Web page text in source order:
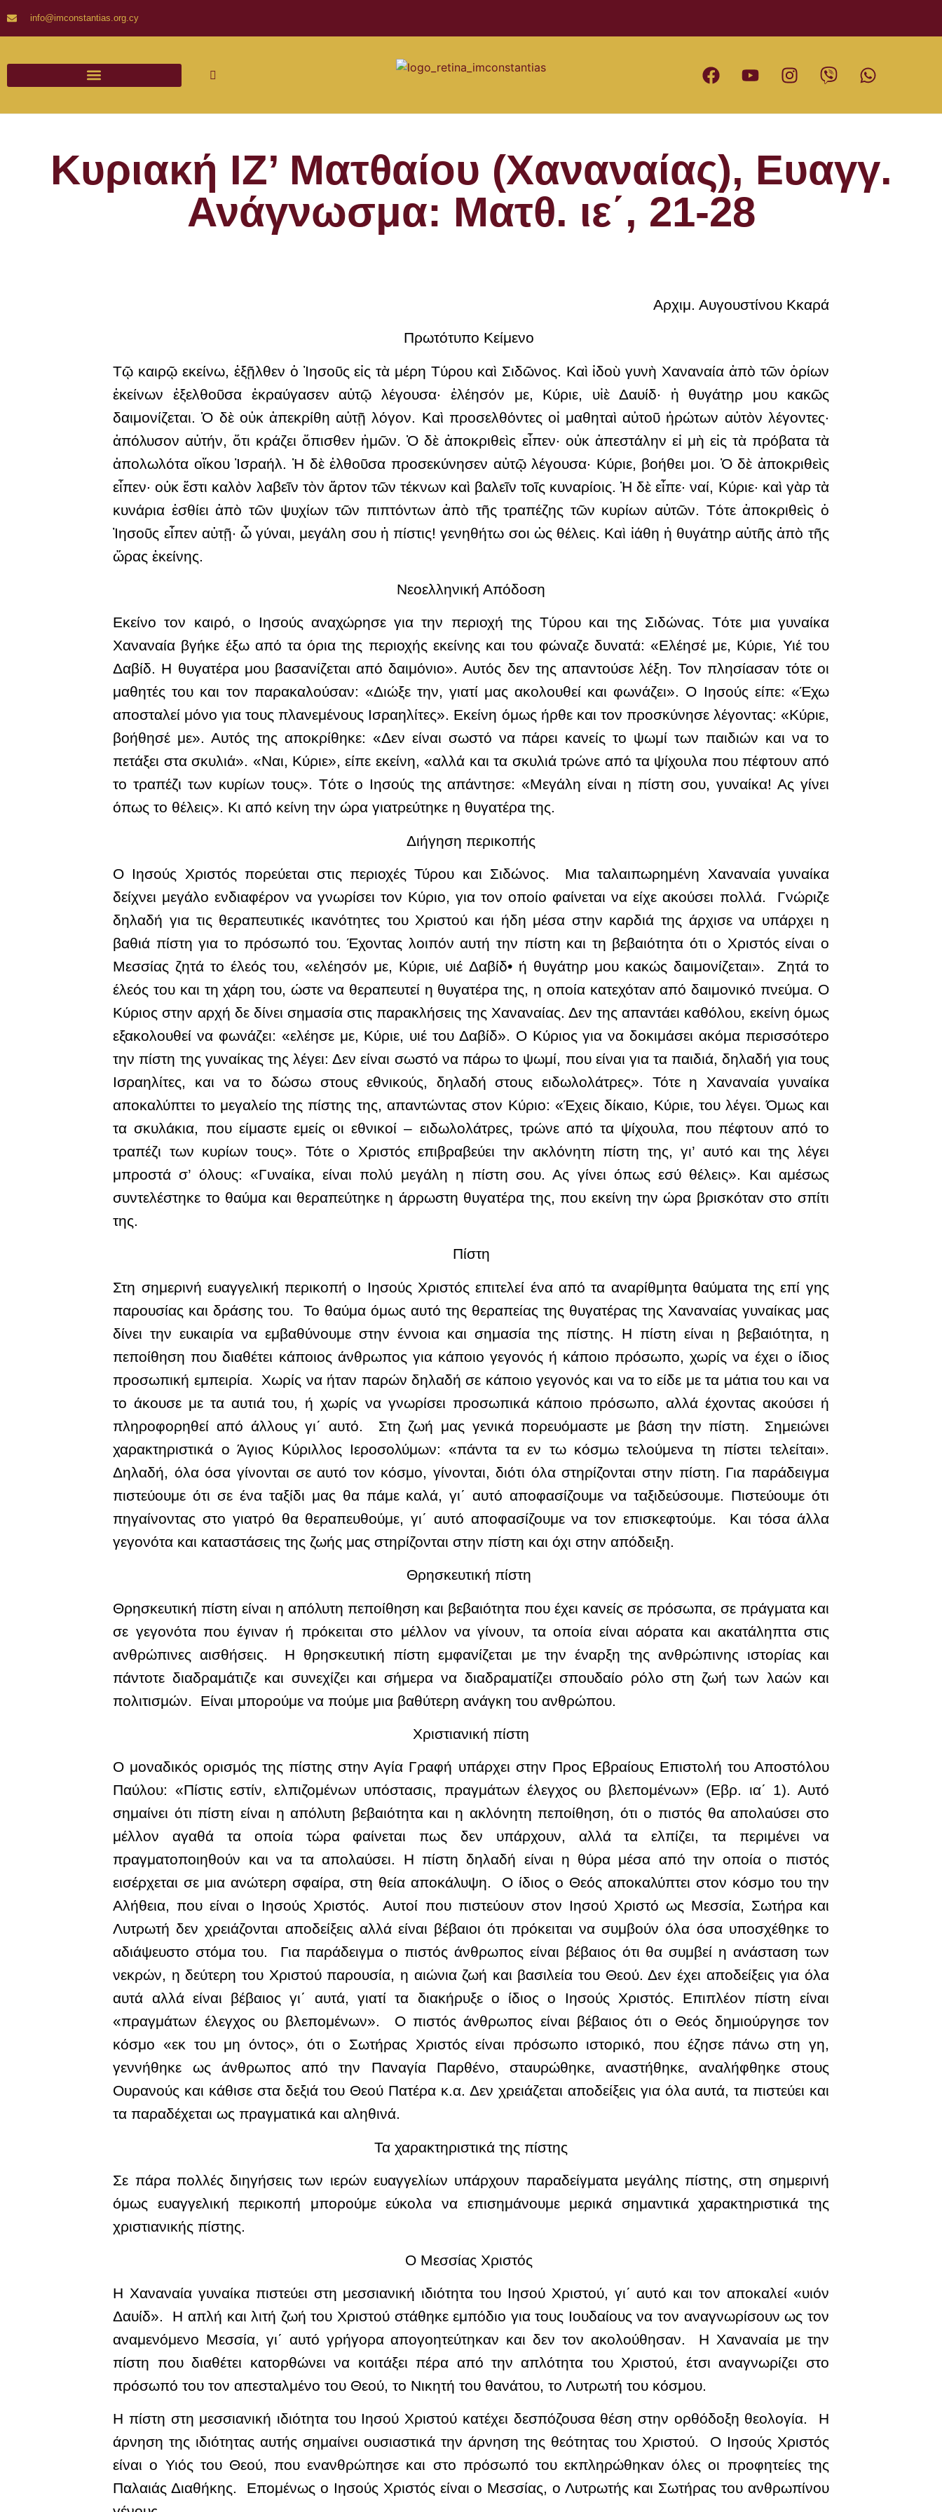
info@imconstantias.org.cy
Κυριακή ΙΖ’ Ματθαίου (Χαναναίας), Ευαγγ.
Ανάγνωσμα: Ματθ. ιε΄, 21-28
Αρχιμ. Αυγουστίνου Κκαρά
Πρωτότυπο Κείμενο
Τῷ καιρῷ εκείνω, ἐξῇλθεν ὁ Ἰησοῦς εἰς τὰ μέρη Τύρου καὶ Σιδῶνος. Καὶ ἰδοὺ γυνὴ Χαναναία ἀπὸ τῶν ὁρίων
ἐκείνων ἐξελθοῦσα ἐκραύγασεν αὐτῷ λέγουσα· ἐλέησόν με, Κύριε, υἱὲ Δαυίδ· ἡ θυγάτηρ μου κακῶς
δαιμονίζεται. Ὁ δὲ οὐκ ἀπεκρίθη αὐτῇ λόγον. Καὶ προσελθόντες οἱ μαθηταὶ αὐτοῦ ἠρώτων αὐτὸν λέγοντες·
ἀπόλυσον αὐτήν, ὅτι κράζει ὄπισθεν ἡμῶν. Ὁ δὲ ἀποκριθεὶς εἶπεν· οὐκ ἀπεστάλην εἰ μὴ εἰς τὰ πρόβατα τὰ
ἀπολωλότα οἴκου Ἰσραήλ. Ἡ δὲ ἐλθοῦσα προσεκύνησεν αὐτῷ λέγουσα· Κύριε, βοήθει μοι. Ὁ δὲ ἀποκριθεὶς
εἶπεν· οὐκ ἔστι καλὸν λαβεῖν τὸν ἄρτον τῶν τέκνων καὶ βαλεῖν τοῖς κυναρίοις. Ἡ δὲ εἶπε· ναί, Κύριε· καὶ γὰρ τὰ
κυνάρια ἐσθίει ἀπὸ τῶν ψυχίων τῶν πιπτόντων ἀπὸ τῆς τραπέζης τῶν κυρίων αὐτῶν. Τότε ἀποκριθεὶς ὁ
Ἰησοῦς εἶπεν αὐτῇ· ὦ γύναι, μεγάλη σου ἡ πίστις! γενηθήτω σοι ὡς θέλεις. Καὶ ἰάθη ἡ θυγάτηρ αὐτῆς ἀπὸ τῆς
ὥρας ἐκείνης.
Νεοελληνική Απόδοση
Εκείνο τον καιρό, ο Ιησούς αναχώρησε για την περιοχή της Τύρου και της Σιδώνας. Τότε μια γυναίκα
Χαναναία βγήκε έξω από τα όρια της περιοχής εκείνης και του φώναζε δυνατά: «Ελέησέ με, Κύριε, Υιέ του
Δαβίδ. Η θυγατέρα μου βασανίζεται από δαιμόνιο». Αυτός δεν της απαντούσε λέξη. Τον πλησίασαν τότε οι
μαθητές του και τον παρακαλούσαν: «Διώξε την, γιατί μας ακολουθεί και φωνάζει». Ο Ιησούς είπε: «Έχω
αποσταλεί μόνο για τους πλανεμένους Ισραηλίτες». Εκείνη όμως ήρθε και τον προσκύνησε λέγοντας: «Κύριε,
βοήθησέ με». Αυτός της αποκρίθηκε: «Δεν είναι σωστό να πάρει κανείς το ψωμί των παιδιών και να το
πετάξει στα σκυλιά». «Ναι, Κύριε», είπε εκείνη, «αλλά και τα σκυλιά τρώνε από τα ψίχουλα που πέφτουν από
το τραπέζι των κυρίων τους». Τότε ο Ιησούς της απάντησε: «Μεγάλη είναι η πίστη σου, γυναίκα! Ας γίνει
όπως το θέλεις». Κι από κείνη την ώρα γιατρεύτηκε η θυγατέρα της.
Διήγηση περικοπής
Ο Ιησούς Χριστός πορεύεται στις περιοχές Τύρου και Σιδώνος. Μια ταλαιπωρημένη Χαναναία γυναίκα
δείχνει μεγάλο ενδιαφέρον να γνωρίσει τον Κύριο, για τον οποίο φαίνεται να είχε ακούσει πολλά. Γνώριζε
δηλαδή για τις θεραπευτικές ικανότητες του Χριστού και ήδη μέσα στην καρδιά της άρχισε να υπάρχει η
βαθιά πίστη για το πρόσωπό του. Έχοντας λοιπόν αυτή την πίστη και τη βεβαιότητα ότι ο Χριστός είναι ο
Μεσσίας ζητά το έλεός του, «ελέησόν με, Κύριε, υιέ Δαβίδ• ή θυγάτηρ μου κακώς δαιμονίζεται». Ζητά το
έλεός του και τη χάρη του, ώστε να θεραπευτεί η θυγατέρα της, η οποία κατεχόταν από δαιμονικό πνεύμα. Ο
Κύριος στην αρχή δε δίνει σημασία στις παρακλήσεις της Χαναναίας. Δεν της απαντάει καθόλου, εκείνη όμως
εξακολουθεί να φωνάζει: «ελέησε με, Κύριε, υιέ του Δαβίδ». Ο Κύριος για να δοκιμάσει ακόμα περισσότερο
την πίστη της γυναίκας της λέγει: Δεν είναι σωστό να πάρω το ψωμί, που είναι για τα παιδιά, δηλαδή για τους
Ισραηλίτες, και να το δώσω στους εθνικούς, δηλαδή στους ειδωλολάτρες». Τότε η Χαναναία γυναίκα
αποκαλύπτει το μεγαλείο της πίστης της, απαντώντας στον Κύριο: «Έχεις δίκαιο, Κύριε, του λέγει. Όμως και
τα σκυλάκια, που είμαστε εμείς οι εθνικοί – ειδωλολάτρες, τρώνε από τα ψίχουλα, που πέφτουν από το
τραπέζι των κυρίων τους». Τότε ο Χριστός επιβραβεύει την ακλόνητη πίστη της, γι’ αυτό και της λέγει
μπροστά σ’ όλους: «Γυναίκα, είναι πολύ μεγάλη η πίστη σου. Ας γίνει όπως εσύ θέλεις». Και αμέσως
συντελέστηκε το θαύμα και θεραπεύτηκε η άρρωστη θυγατέρα της, που εκείνη την ώρα βρισκόταν στο σπίτι
της.
Πίστη
Στη σημερινή ευαγγελική περικοπή ο Ιησούς Χριστός επιτελεί ένα από τα αναρίθμητα θαύματα της επί γης
παρουσίας και δράσης του. Το θαύμα όμως αυτό της θεραπείας της θυγατέρας της Χαναναίας γυναίκας μας
δίνει την ευκαιρία να εμβαθύνουμε στην έννοια και σημασία της πίστης. Η πίστη είναι η βεβαιότητα, η
πεποίθηση που διαθέτει κάποιος άνθρωπος για κάποιο γεγονός ή κάποιο πρόσωπο, χωρίς να έχει ο ίδιος
προσωπική εμπειρία. Χωρίς να ήταν παρών δηλαδή σε κάποιο γεγονός και να το είδε με τα μάτια του και να
το άκουσε με τα αυτιά του, ή χωρίς να γνωρίσει προσωπικά κάποιο πρόσωπο, αλλά έχοντας ακούσει ή
πληροφορηθεί από άλλους γι΄ αυτό. Στη ζωή μας γενικά πορευόμαστε με βάση την πίστη. Σημειώνει
χαρακτηριστικά ο Άγιος Κύριλλος Ιεροσολύμων: «πάντα τα εν τω κόσμω τελούμενα τη πίστει τελείται».
Δηλαδή, όλα όσα γίνονται σε αυτό τον κόσμο, γίνονται, διότι όλα στηρίζονται στην πίστη. Για παράδειγμα
πιστεύουμε ότι σε ένα ταξίδι μας θα πάμε καλά, γι΄ αυτό αποφασίζουμε να ταξιδεύσουμε. Πιστεύουμε ότι
πηγαίνοντας στο γιατρό θα θεραπευθούμε, γι΄ αυτό αποφασίζουμε να τον επισκεφτούμε. Και τόσα άλλα
γεγονότα και καταστάσεις της ζωής μας στηρίζονται στην πίστη και όχι στην απόδειξη.
Θρησκευτική πίστη
Θρησκευτική πίστη είναι η απόλυτη πεποίθηση και βεβαιότητα που έχει κανείς σε πρόσωπα, σε πράγματα και
σε γεγονότα που έγιναν ή πρόκειται στο μέλλον να γίνουν, τα οποία είναι αόρατα και ακατάληπτα στις
ανθρώπινες αισθήσεις. Η θρησκευτική πίστη εμφανίζεται με την έναρξη της ανθρώπινης ιστορίας και
πάντοτε διαδραμάτιζε και συνεχίζει και σήμερα να διαδραματίζει σπουδαίο ρόλο στη ζωή των λαών και
πολιτισμών. Είναι μπορούμε να πούμε μια βαθύτερη ανάγκη του ανθρώπου.
Χριστιανική πίστη
Ο μοναδικός ορισμός της πίστης στην Αγία Γραφή υπάρχει στην Προς Εβραίους Επιστολή του Αποστόλου
Παύλου: «Πίστις εστίν, ελπιζομένων υπόστασις, πραγμάτων έλεγχος ου βλεπομένων» (Εβρ. ια΄ 1). Αυτό
σημαίνει ότι πίστη είναι η απόλυτη βεβαιότητα και η ακλόνητη πεποίθηση, ότι ο πιστός θα απολαύσει στο
μέλλον αγαθά τα οποία τώρα φαίνεται πως δεν υπάρχουν, αλλά τα ελπίζει, τα περιμένει να
πραγματοποιηθούν και να τα απολαύσει. Η πίστη δηλαδή είναι η θύρα μέσα από την οποία ο πιστός
εισέρχεται σε μια ανώτερη σφαίρα, στη θεία αποκάλυψη. Ο ίδιος ο Θεός αποκαλύπτει στον κόσμο του την
Αλήθεια, που είναι ο Ιησούς Χριστός. Αυτοί που πιστεύουν στον Ιησού Χριστό ως Μεσσία, Σωτήρα και
Λυτρωτή δεν χρειάζονται αποδείξεις αλλά είναι βέβαιοι ότι πρόκειται να συμβούν όλα όσα υποσχέθηκε το
αδιάψευστο στόμα του. Για παράδειγμα ο πιστός άνθρωπος είναι βέβαιος ότι θα συμβεί η ανάσταση των
νεκρών, η δεύτερη του Χριστού παρουσία, η αιώνια ζωή και βασιλεία του Θεού. Δεν έχει αποδείξεις για όλα
αυτά αλλά είναι βέβαιος γι΄ αυτά, γιατί τα διακήρυξε ο ίδιος ο Ιησούς Χριστός. Επιπλέον πίστη είναι
«πραγμάτων έλεγχος ου βλεπομένων». Ο πιστός άνθρωπος είναι βέβαιος ότι ο Θεός δημιούργησε τον
κόσμο «εκ του μη όντος», ότι ο Σωτήρας Χριστός είναι πρόσωπο ιστορικό, που έζησε πάνω στη γη,
γεννήθηκε ως άνθρωπος από την Παναγία Παρθένο, σταυρώθηκε, αναστήθηκε, αναλήφθηκε στους
Ουρανούς και κάθισε στα δεξιά του Θεού Πατέρα κ.α. Δεν χρειάζεται αποδείξεις για όλα αυτά, τα πιστεύει και
τα παραδέχεται ως πραγματικά και αληθινά.
Τα χαρακτηριστικά της πίστης
Σε πάρα πολλές διηγήσεις των ιερών ευαγγελίων υπάρχουν παραδείγματα μεγάλης πίστης, στη σημερινή
όμως ευαγγελική περικοπή μπορούμε εύκολα να επισημάνουμε μερικά σημαντικά χαρακτηριστικά της
χριστιανικής πίστης.
Ο Μεσσίας Χριστός
Η Χαναναία γυναίκα πιστεύει στη μεσσιανική ιδιότητα του Ιησού Χριστού, γι΄ αυτό και τον αποκαλεί «υιόν
Δαυίδ». Η απλή και λιτή ζωή του Χριστού στάθηκε εμπόδιο για τους Ιουδαίους να τον αναγνωρίσουν ως τον
αναμενόμενο Μεσσία, γι΄ αυτό γρήγορα απογοητεύτηκαν και δεν τον ακολούθησαν. Η Χαναναία με την
πίστη που διαθέτει κατορθώνει να κοιτάξει πέρα από την απλότητα του Χριστού, έτσι αναγνωρίζει στο
πρόσωπό του τον απεσταλμένο του Θεού, το Νικητή του θανάτου, το Λυτρωτή του κόσμου.
Η πίστη στη μεσσιανική ιδιότητα του Ιησού Χριστού κατέχει δεσπόζουσα θέση στην ορθόδοξη θεολογία. Η
άρνηση της ιδιότητας αυτής σημαίνει ουσιαστικά την άρνηση της θεότητας του Χριστού. Ο Ιησούς Χριστός
είναι ο Υιός του Θεού, που ενανθρώπησε και στο πρόσωπό του εκπληρώθηκαν όλες οι προφητείες της
Παλαιάς Διαθήκης. Επομένως ο Ιησούς Χριστός είναι ο Μεσσίας, ο Λυτρωτής και Σωτήρας του ανθρωπίνου